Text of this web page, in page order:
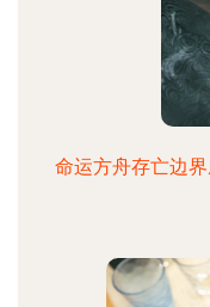
命运方舟存亡边